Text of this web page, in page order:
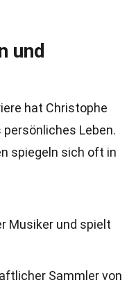
und
hat Christophe
Leben.
spiegeln sich oft in
Musiker und spielt
Sammler von